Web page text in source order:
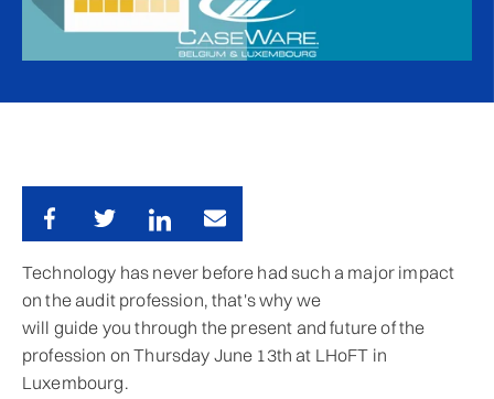
Technology has never before had such a major impact
on the audit profession, that's why we
will guide you through the present and future of the
profession on Thursday June 13th at LHoFT in
Luxembourg.